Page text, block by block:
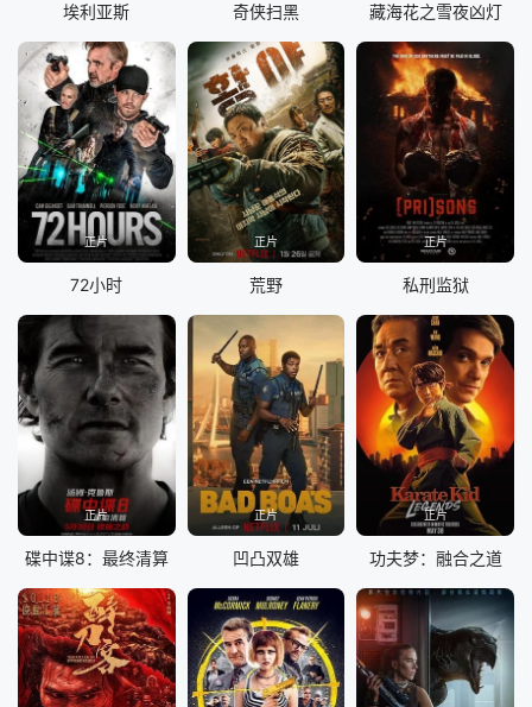
埃利亚斯 奇侠扫黑 藏海花之雪夜凶灯
正片
72小时
正片
荒野
正片
私刑监狱
正片
碟中谍8：最终清算
正片
凹凸双雄
正片
功夫梦：融合之道